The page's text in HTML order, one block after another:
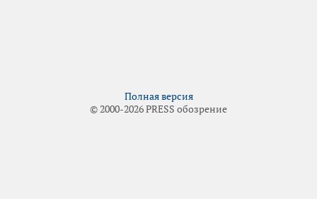
Полная версия
© 2000-2026 PRESS обозрение